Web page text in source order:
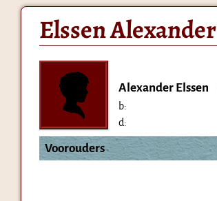
Elssen Alexander
Alexander Elssen
b:
d:
Voorouders